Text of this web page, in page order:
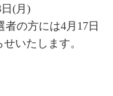
日(月)
の方には4月17日
いたします。